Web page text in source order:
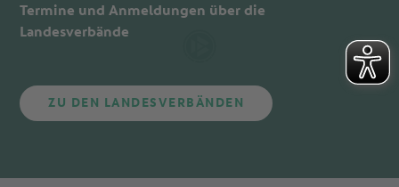
Termine und Anmeldungen über die
Landesverbände
ZU DEN LANDESVERBÄNDEN